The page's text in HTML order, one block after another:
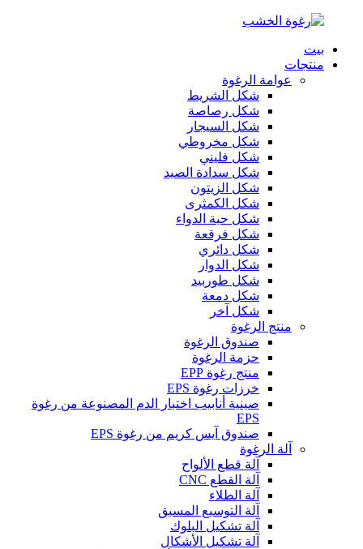
بيت
منتجات
عوامة الرغوة
شكل الشريط
شكل رصاصة
شكل السيجار
شكل مخروطي
شكل فليني
شكل سدادة الصيد
شكل الزيتون
شكل الكمثرى
شكل حبة الدواء
شكل فرقعة
شكل دائري
شكل الدوار
شكل طوربيد
شكل دمعة
شكل آخر
منتج الرغوة
صندوق الرغوة
حزمة الرغوة
منتج رغوة EPP
خرزات رغوة EPS
صينية أنابيب اختبار الدم المصنوعة من رغوة
EPS
صندوق آيس كريم من رغوة EPS
آلة الرغوة
آلة قطع الألواح
آلة القطع CNC
آلة الطلاء
آلة التوسيع المسبق
آلة تشكيل البلوك
آلة تشكيل الأشكال